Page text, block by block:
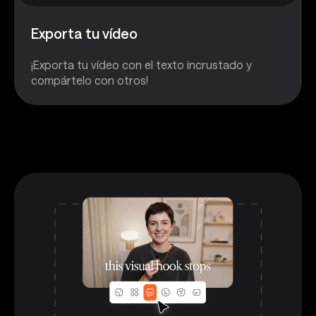
Exporta tu vídeo
¡Exporta tu vídeo con el texto incrustado y
compártelo con otros!